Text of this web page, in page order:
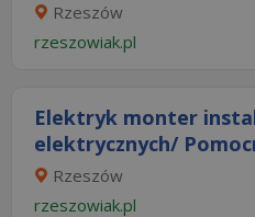
Rzeszów
rzeszowiak.pl
Elektryk monter
elektrycznych/
Rzeszów
rzeszowiak.pl